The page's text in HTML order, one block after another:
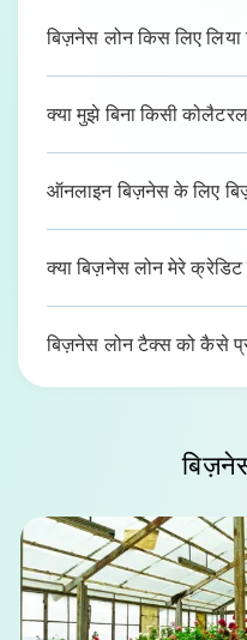
बिज़नेस लोन किस लिए
क्या मुझे बिना किसी
ऑनलाइन बिज़नेस के लिए
क्या बिज़नेस लोन मेरे क्रेडिट
बिज़नेस लोन टैक्स को कैसे